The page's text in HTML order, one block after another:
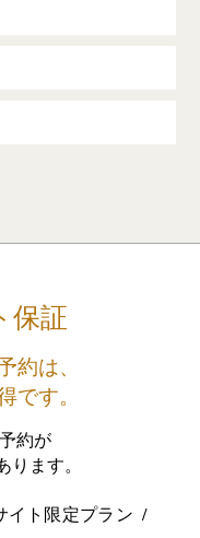
保証
約は、
です。
約が
ます。
ト限定プラン